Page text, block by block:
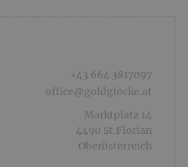
+43 664 3817097
office@goldglocke.at
Marktplatz 14
4490 St.Florian
Oberösterreich